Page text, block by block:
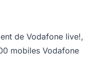
de Vodafone live!,
mobiles Vodafone